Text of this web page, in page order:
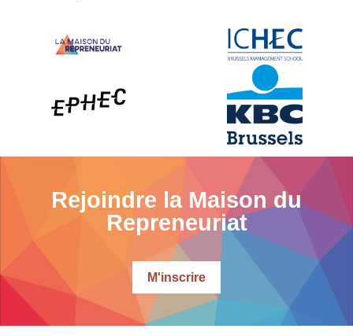
Rejoindre la Maison du
Repreneuriat
M'inscrire